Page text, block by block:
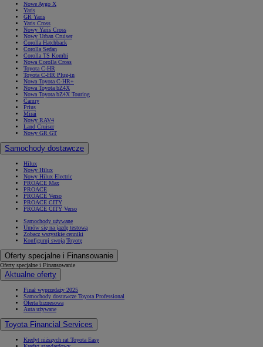
Nowe Aygo X
Yaris
GR Yaris
Yaris Cross
Nowy Yaris Cross
Nowy Urban Cruiser
Corolla Hatchback
Corolla Sedan
Corolla TS Kombi
Nowa Corolla Cross
Toyota C-HR
Toyota C-HR Plug-in
Nowa Toyota C-HR+
Nowa Toyota bZ4X
Nowa Toyota bZ4X Touring
Camry
Prius
Mirai
Nowy RAV4
Land Cruiser
Nowy GR GT
Samochody dostawcze
Hilux
Nowy Hilux
Nowy Hilux Electric
PROACE Max
PROACE
PROACE Verso
PROACE CITY
PROACE CITY Verso
Samochody używane
Umów się na jazdę testową
Zobacz wszystkie cenniki
Konfiguruj swoją Toyotę
Oferty specjalne i Finansowanie
Oferty specjalne i Finansowanie
Aktualne oferty
Finał wyprzedaży 2025
Samochody dostawcze Toyota Professional
Oferta biznesowa
Auta używane
Toyota Financial Services
Kredyt niższych rat Toyota Easy